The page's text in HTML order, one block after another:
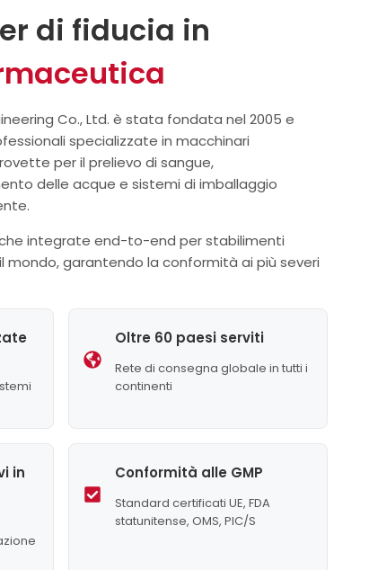
di fiducia in
Co., Ltd. è stata fondata nel 2005 e
specializzate in macchinari
per il prelievo di sangue,
delle acque e sistemi di imballaggio
integrate end-to-end per stabilimenti
garantendo la conformità ai più severi
Oltre 60 paesi serviti
Rete di consegna globale in tutti i
continenti
in
Conformità alle GMP
Standard certificati UE, FDA
statunitense, OMS, PIC/S